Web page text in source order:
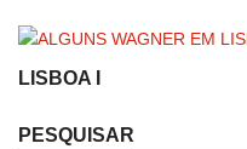
LISBOA I
PESQUISAR